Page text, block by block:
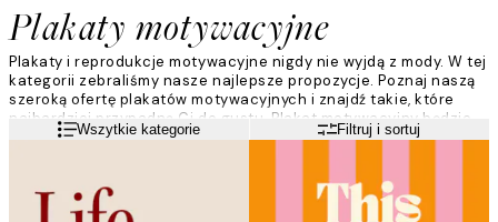
Plakaty motywacyjne
Plakaty i reprodukcje motywacyjne nigdy nie wyjdą z mody. W tej
kategorii zebraliśmy nasze najlepsze propozycje. Poznaj naszą
szeroką ofertę plakatów motywacyjnych i znajdź takie, które
najbardziej przypadną Ci do gustu. Plakat motywacyjny będzie
codziennie przypominać Ci o tym, co jest najważniejsze i nie
Czytaj więcejWszytkie kategorie Filtruj i sortuj